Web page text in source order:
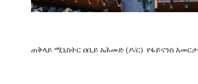
ጠቅላይ ሚኒስትር ዐቢይ አሕመድ (ዶ/ር) የፋይናንስ እመርታ